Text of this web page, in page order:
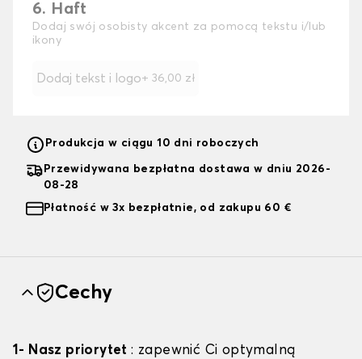
6. Haft
Dodaj swój osobisty akcent za pomocą tekstu i/lub
ikony
Dodaj tekst i logo+ 36,00 zł
Produkcja w ciągu 10 dni roboczych
Przewidywana bezpłatna dostawa w dniu 2026-
08-28
Płatność w 3x bezpłatnie, od zakupu 60 €
Cechy
1- Nasz priorytet: zapewnić Ci optymalną